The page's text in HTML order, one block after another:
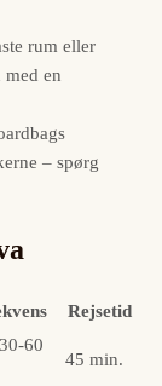
rum eller
med en
– spørg
Rejsetid
60
45 min.